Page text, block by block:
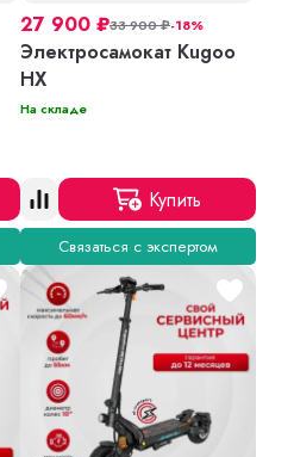
27 900 ₽33 900₽-18%
Электросамокат Kugoo
HX
На складе
Купить
Связаться с экспертом